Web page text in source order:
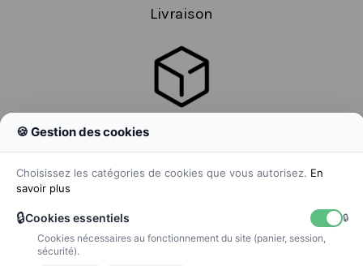
Livraison
La poste
🍪 Gestion des cookies
Choisissez les catégories de cookies que vous autorisez. En
savoir plus
🔒Cookies essentiels
🔒
Cookies nécessaires au fonctionnement du site (panier, session,
sécurité).